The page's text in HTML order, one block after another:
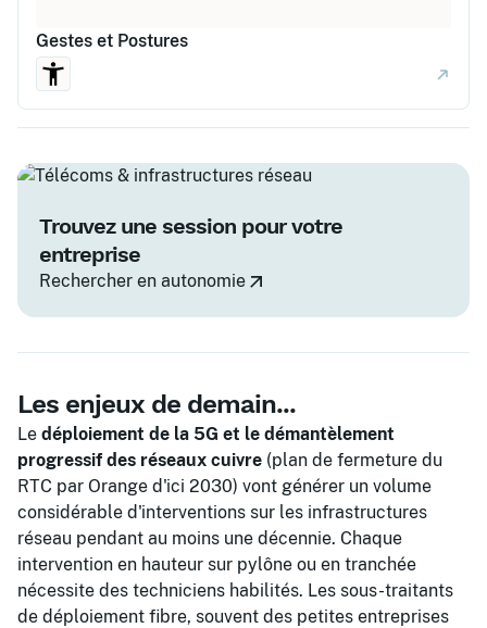
Gestes et Postures
Trouvez une session pour votre
entreprise
Rechercher en autonomie
Les enjeux de demain...
Le déploiement de la 5G et le démantèlement
progressif des réseaux cuivre (plan de fermeture du
RTC par Orange d'ici 2030) vont générer un volume
considérable d'interventions sur les infrastructures
réseau pendant au moins une décennie. Chaque
intervention en hauteur sur pylône ou en tranchée
nécessite des techniciens habilités. Les sous-traitants
de déploiement fibre, souvent des petites entreprises